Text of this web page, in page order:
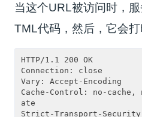
当这个URL被访问时，
TML代码，然后，它会打
HTTP/1.1 200 OK
Connection: close
Vary: Accept-Encoding
Cache-Control: no-
ate
Strict-Transport-Security: